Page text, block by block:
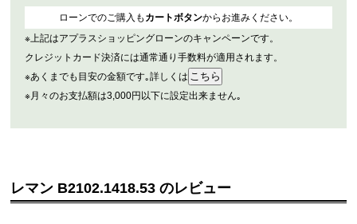
ローンでのご購入も カートボタンからお進みください。
※上記はアプラスショッピングローンのキャンペーンです。
クレジットカード決済には通常通り手数料が適用されます。
※あくまでも目安の金額です｡詳しくは
※月々のお支払額は3,000円以下に設定出来ません｡
レマン B2102.1418.53 のレビュー